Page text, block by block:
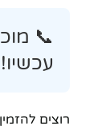
📞
עכשיו!